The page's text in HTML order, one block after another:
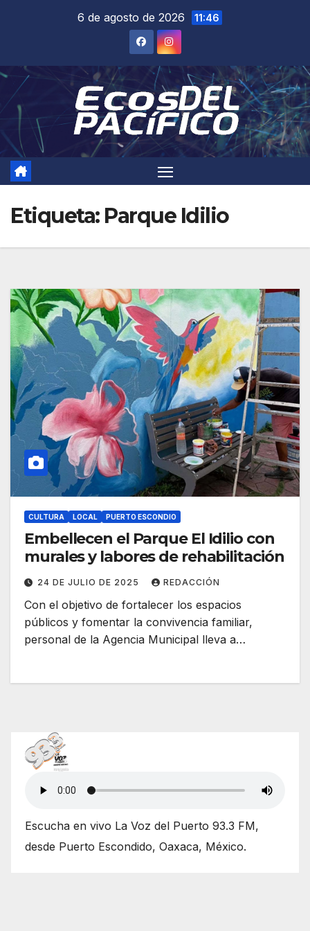
6 de agosto de 2026 11:46
Etiqueta: Parque Idilio
CULTURA LOCAL PUERTO ESCONDIO
Embellecen el Parque El Idilio con
murales y labores de rehabilitación
24 DE JULIO DE 2025 REDACCIÓN
Con el objetivo de fortalecer los espacios
públicos y fomentar la convivencia familiar,
personal de la Agencia Municipal lleva a…
Escucha en vivo La Voz del Puerto 93.3 FM,
desde Puerto Escondido, Oaxaca, México.